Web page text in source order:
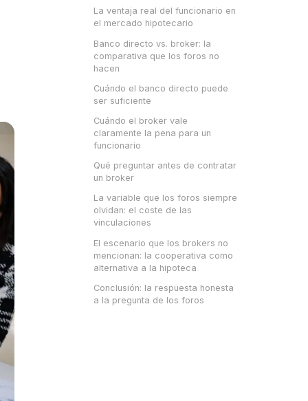
La ventaja real del funcionario en
el mercado hipotecario
Banco directo vs. broker: la
comparativa que los foros no
hacen
Cuándo el banco directo puede
ser suficiente
Cuándo el broker vale
claramente la pena para un
funcionario
Qué preguntar antes de contratar
un broker
La variable que los foros siempre
olvidan: el coste de las
vinculaciones
El escenario que los brokers no
mencionan: la cooperativa como
alternativa a la hipoteca
Conclusión: la respuesta honesta
a la pregunta de los foros